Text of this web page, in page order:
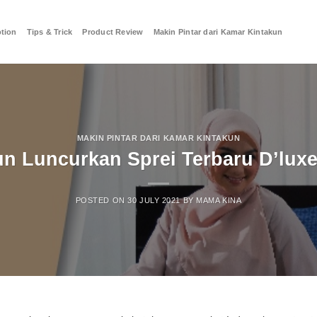
Tips & Trick Product Review Makin Pintar dari Kamar Kintakun
MAKIN PINTAR DARI KAMAR KINTAKUN
Luncurkan Sprei Terbaru
POSTED ON30 JULY 2021 BY MAMA KINA